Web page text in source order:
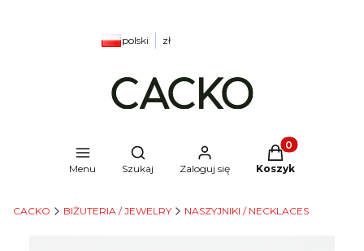
polski zł
Menu
Otwórz wyszukiwarkę
Szukaj Zaloguj się
Produkty w
Koszyk
CACKO BIŻUTERIA / JEWELRY NASZYJNIKI / NECKLACES